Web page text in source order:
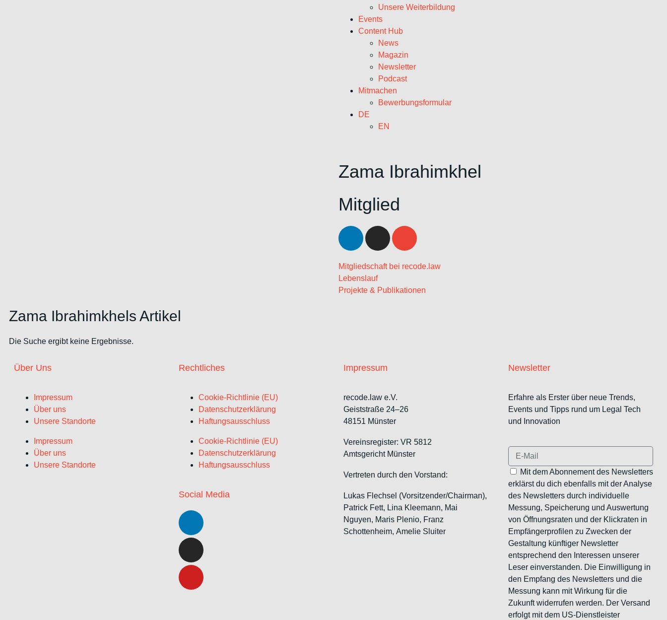
Unsere Weiterbildung
Events
Content Hub
News
Magazin
Newsletter
Podcast
Mitmachen
Bewerbungsformular
DE
EN
Zama Ibrahimkhel
Mitglied
Mitgliedschaft bei recode.law
Lebenslauf
Projekte & Publikationen
Zama Ibrahimkhels Artikel
Die Suche ergibt keine Ergebnisse.
Über Uns
Impressum
Über uns
Unsere Standorte
Impressum
Über uns
Unsere Standorte
Rechtliches
Cookie-Richtlinie (EU)
Datenschutzerklärung
Haftungsausschluss
Cookie-Richtlinie (EU)
Datenschutzerklärung
Haftungsausschluss
Social Media
Impressum
recode.law e.V.
Geiststraße 24–26
48151 Münster
Vereinsregister: VR 5812
Amtsgericht Münster
Vertreten durch den Vorstand:
Lukas Flechsel (Vorsitzender/Chairman),
Patrick Fett, Lina Kleemann, Mai
Nguyen, Maris Plenio, Franz
Schottenheim, Amelie Sluiter
Newsletter
Erfahre als Erster über neue Trends,
Events und Tipps rund um Legal Tech
und Innovation
Mit dem Abonnement des Newsletters
erklärst du dich ebenfalls mit der Analyse
des Newsletters durch individuelle
Messung, Speicherung und Auswertung
von Öffnungsraten und der Klickraten in
Empfängerprofilen zu Zwecken der
Gestaltung künftiger Newsletter
entsprechend den Interessen unserer
Leser einverstanden. Die Einwilligung in
den Empfang des Newsletters und die
Messung kann mit Wirkung für die
Zukunft widerrufen werden. Der Versand
erfolgt mit dem US-Dienstleister